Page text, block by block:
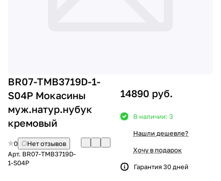
BR07-TMB3719D-1-
S04P Мокасины
муж.натур.нубук
кремовый
0
Нет отзывов
Арт. BR07-TMB3719D-
1-S04P
14890 руб.
В наличии: 3
Нашли дешевле?
Хочу в подарок
Гарантия 30 дней